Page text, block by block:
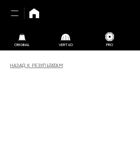
ORIGINAL VERTUO PRO
НАЗАД К РЕЗУЛЬТАТАМ